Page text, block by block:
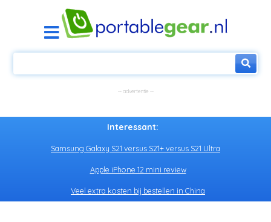
Interessant:
Samsung Galaxy S21 versus S21+ versus S21 Ultra
Apple iPhone 12 mini review
Veel extra kosten bij bestellen in China